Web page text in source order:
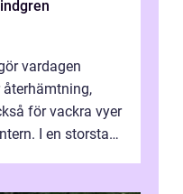
vardagen
återhämtning,
för vackra vyer
I en storstad